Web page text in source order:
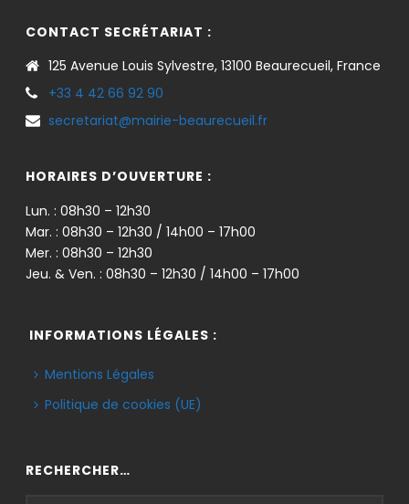
CONTACT SECRÉTARIAT :
125 Avenue Louis Sylvestre, 13100 Beaurecueil, France
+33 4 42 66 92 90
secretariat@mairie-beaurecueil.fr
HORAIRES D’OUVERTURE :
Lun. : 08h30 – 12h30
Mar. : 08h30 – 12h30 / 14h00 – 17h00
Mer. : 08h30 – 12h30
Jeu. & Ven. : 08h30 – 12h30 / 14h00 – 17h00
INFORMATIONS LÉGALES :
Mentions Légales
Politique de cookies (UE)
RECHERCHER…